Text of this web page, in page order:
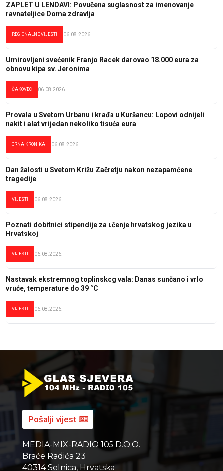
ZAPLET U LENDAVI: Povučena suglasnost za imenovanje
ravnateljice Doma zdravlja
REGIONALNE VIJESTI 06.08.2026.
Umirovljeni svećenik Franjo Radek darovao 18.000 eura za
obnovu kipa sv. Jeronima
ČAKOVEC 06.08.2026.
Provala u Svetom Urbanu i krađa u Kuršancu: Lopovi odnijeli
nakit i alat vrijedan nekoliko tisuća eura
CRNA KRONIKA 06.08.2026.
Dan žalosti u Svetom Križu Začretju nakon nezapamćene
tragedije
VIJESTI 06.08.2026.
Poznati dobitnici stipendije za učenje hrvatskog jezika u
Hrvatskoj
VIJESTI 06.08.2026.
Nastavak ekstremnog toplinskog vala: Danas sunčano i vrlo
vruće, temperature do 39 °C
VIJESTI 06.08.2026.
Pošalji vijest
MEDIA-MIX-RADIO 105 D.O.O.
Braće Radića 23
40314 Selnica, Hrvatska